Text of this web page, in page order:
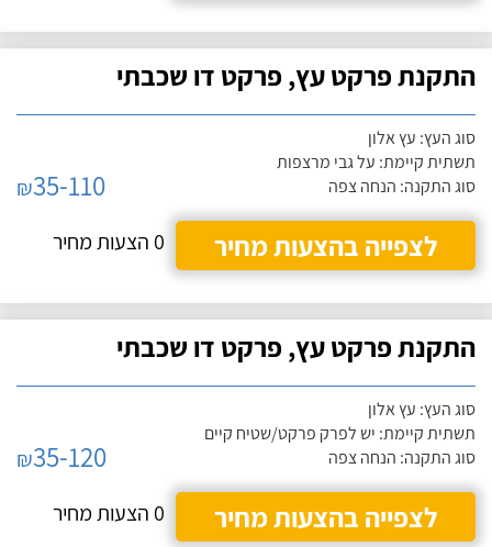
התקנת פרקט עץ, פרקט דו שכבתי
סוג העץ: עץ אלון
תשתית קיימת: על גבי מרצפות
סוג התקנה: הנחה צפה
₪35-110
לצפייה בהצעות מחיר
0 הצעות מחיר
התקנת פרקט עץ, פרקט דו שכבתי
סוג העץ: עץ אלון
תשתית קיימת: יש לפרק פרקט/שטיח קיים
סוג התקנה: הנחה צפה
₪35-120
לצפייה בהצעות מחיר
0 הצעות מחיר